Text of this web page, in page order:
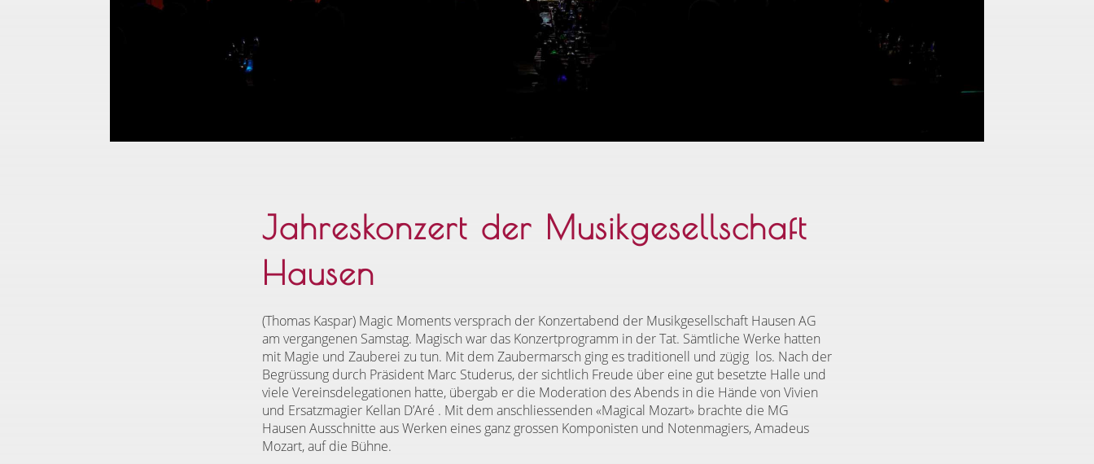
Jahreskonzert der Musikgesellschaft
Hausen
(Thomas Kaspar) Magic Moments versprach der Konzertabend der Musikgesellschaft Hausen AG
am vergangenen Samstag. Magisch war das Konzertprogramm in der Tat. Sämtliche Werke hatten
mit Magie und Zauberei zu tun. Mit dem Zaubermarsch ging es traditionell und zügig los. Nach der
Begrüssung durch Präsident Marc Studerus, der sichtlich Freude über eine gut besetzte Halle und
viele Vereinsdelegationen hatte, übergab er die Moderation des Abends in die Hände von Vivien
und Ersatzmagier Kellan D’Aré . Mit dem anschliessenden «Magical Mozart» brachte die MG
Hausen Ausschnitte aus Werken eines ganz grossen Komponisten und Notenmagiers, Amadeus
Mozart, auf die Bühne.